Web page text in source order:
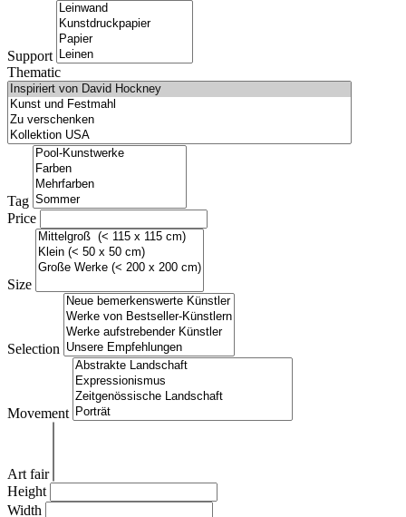
Support
Thematic
Tag
Price
Size
Selection
Movement
Art fair
Height
Width